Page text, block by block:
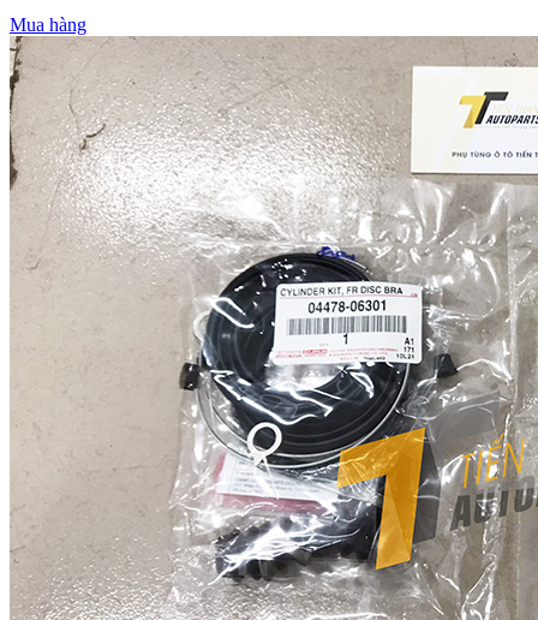
Mua hàng